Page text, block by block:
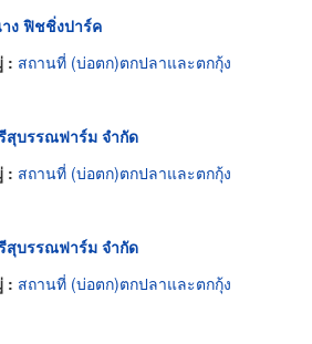
ง ฟิชชิ่งปาร์ค
: สถานที่ (บ่อตก)ตกปลาและตกกุ้ง
สุบรรณฟาร์ม จำกัด
: สถานที่ (บ่อตก)ตกปลาและตกกุ้ง
สุบรรณฟาร์ม จำกัด
: สถานที่ (บ่อตก)ตกปลาและตกกุ้ง